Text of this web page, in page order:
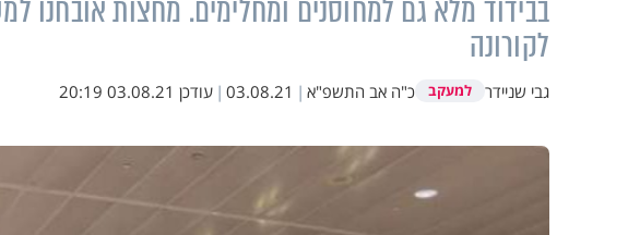
לקורונה
גבי שניידר למעקב כ"ה אב התשפ"א |
03.08.21
| עודכן 03.08.21 20:19